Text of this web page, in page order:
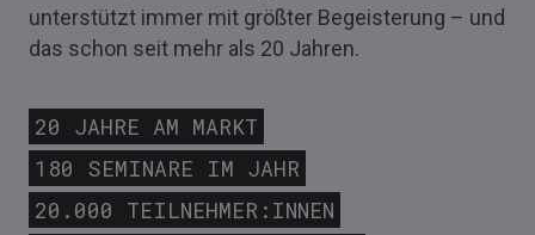
unterstützt immer mit größter Begeisterung – und
das schon seit mehr als 20 Jahren.
20 JAHRE AM MARKT
180 SEMINARE IM JAHR
20.000 TEILNEHMER:INNEN